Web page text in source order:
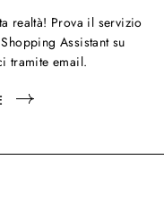
realtà! Prova il servizio
Assistant su
tramite email.